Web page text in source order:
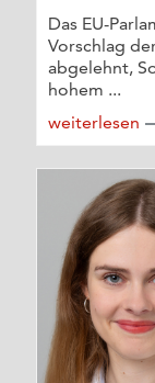
Das EU-
Vorschlag
abgelehnt,
hohem ...
weiterlesen